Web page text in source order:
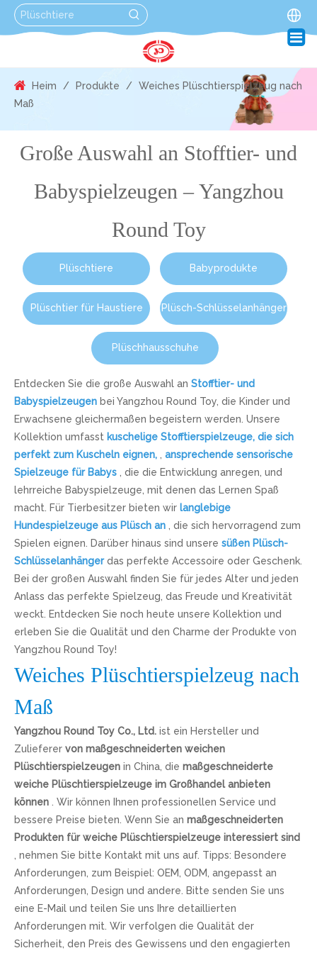
Heim / Produkte / Weiches Plüschtierspielzeug nach
Maß
Große Auswahl an Stofftier- und
Babyspielzeugen – Yangzhou
Round Toy
Plüschtiere Babyprodukte
Plüschtier für Haustiere Plüsch-Schlüsselanhänger
Plüschhausschuhe
Entdecken Sie die große Auswahl an Stofftier- und
Babyspielzeugen bei Yangzhou Round Toy, die Kinder und
Erwachsene gleichermaßen begeistern werden. Unsere
Kollektion umfasst kuschelige Stofftierspielzeuge, die sich
perfekt zum Kuscheln eignen,
ansprechende sensorische
Spielzeuge für Babys
, die die Entwicklung anregen, und
lehrreiche Babyspielzeuge, mit denen das Lernen Spaß
macht. Für Tierbesitzer bieten wir langlebige
Hundespielzeuge aus Plüsch an
, die sich hervorragend zum
Spielen eignen. Darüber hinaus sind unsere süßen Plüsch-
Schlüsselanhängerdas perfekte Accessoire oder Geschenk.
Bei der großen Auswahl finden Sie für jedes Alter und jeden
Anlass das perfekte Spielzeug, das Freude und Kreativität
weckt. Entdecken Sie noch heute unsere Kollektion und
erleben Sie die Qualität und den Charme der Produkte von
Yangzhou Round Toy!
Weiches Plüschtierspielzeug nach
Maß
Yangzhou Round Toy Co., Ltd. ist ein Hersteller und
Zulieferer von maßgeschneiderten weichen
Plüschtierspielzeugen in China, die maßgeschneiderte
weiche Plüschtierspielzeuge im Großhandel anbieten
können
. Wir können Ihnen professionellen Service und
bessere Preise bieten. Wenn Sie an maßgeschneiderten
Produkten für weiche Plüschtierspielzeuge interessiert sind
, nehmen Sie bitte Kontakt mit uns auf. Tipps: Besondere
Anforderungen, zum Beispiel: OEM, ODM, angepasst an
Anforderungen, Design und andere. Bitte senden Sie uns
eine E-Mail und teilen Sie uns Ihre detaillierten
Anforderungen mit. Wir verfolgen die Qualität der
Sicherheit, den Preis des Gewissens und den engagierten